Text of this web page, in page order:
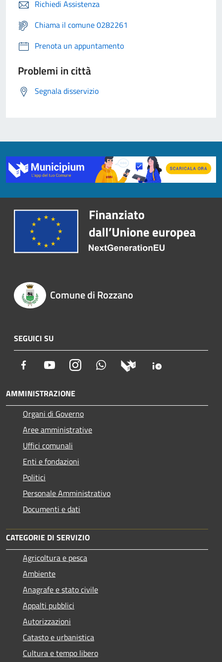
Richiedi Assistenza
Chiama il comune 0282261
Prenota un appuntamento
Problemi in città
Segnala disservizio
Comune di Rozzano
SEGUICI SU
Facebook YoutubeInstagram Whatsapp
AMMINISTRAZIONE
Organi di Governo
Aree amministrative
Uffici comunali
Enti e fondazioni
Politici
Personale Amministrativo
Documenti e dati
CATEGORIE DI SERVIZIO
Agricoltura e pesca
Ambiente
Anagrafe e stato civile
Appalti pubblici
Autorizzazioni
Catasto e urbanistica
Cultura e tempo libero